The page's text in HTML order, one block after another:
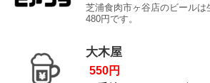
芝浦食肉市ヶ谷店のビールは
480円です。
大木屋
550円